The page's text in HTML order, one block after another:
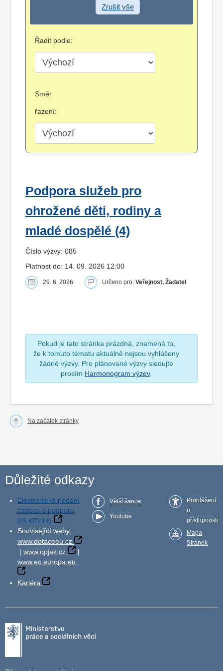
Zrušit vše
Řadit podle:
Směr
řazení:
Podpora služeb pro
ohrožené děti, rodiny a
mladé dospělé (4)
Číslo výzvy: 085
Platnost do: 14. 09. 2026 12:00
29. 6. 2026 Určeno pro: Veřejnost, Žadatel
Pokud je tato stránka prázdná, znamená to,
že k tomuto tématu aktuálně nejsou vyhlášeny
žádné výzvy. Pro plánované výzvy sledujte
prosím Harmonogram výzev.
Na začátek stránky
Důležité odkazy
Elektronické podání
žádosti o podporu
(IS KP21+)
Související weby:
www.dotaceeu.cz
| www.opjak.cz
|
www.ec.europa.eu
Kariéra
Větší šance
Youtube
Prohlášení
o
přístupnosti
Mapa
Stránek